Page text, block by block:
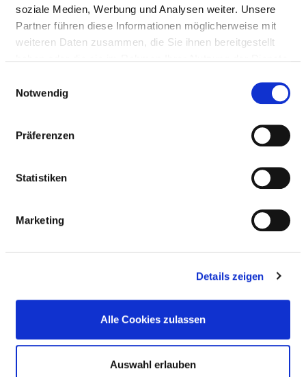
soziale Medien, Werbung und Analysen weiter. Unsere
Partner führen diese Informationen möglicherweise mit
weiteren Daten zusammen, die Sie ihnen bereitgestellt
Notwendig
Präferenzen
Statistiken
Marketing
Details zeigen
Alle Cookies zulassen
Auswahl erlauben
Anzahl Betten: 220
Ambulante Fallzahl: 55.528
Art des Trägers:
Sonstige Angaben: Rechtsfähige Stiftung des
Akademisches Lehrkrankenhaus
Paracelsus Medizinische Privatuniversität
FOM Hochschule für Oekonomie &
Management gemeinnützige Gesellschaft